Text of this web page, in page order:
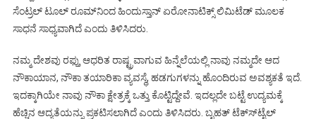
ಸೆಂಟ್ರಲ್ ಟೂಲ್ ರೂಮ್‍ನಿಂದ ಹಿಂದುಸ್ತಾನ್ ಏರೋನಾಟಿಕ್ಸ್ ಲಿಮಿಟೆಡ್ ಮೂಲಕ
ಸಾಧನೆ ಸಾಧ್ಯವಾಗಿದೆ ಎಂದು ತಿಳಿಸಿದರು.
ನಮ್ಮ ದೇಶವು ರಫ್ತು ಆಧರಿತ ರಾಷ್ಟ್ರವಾಗುವ ಹಿನ್ನೆಲೆಯಲ್ಲಿ ನಾವು ನಮ್ಮದೇ ಆದ
ನೌಕಾಯಾನ, ನೌಕಾ ತಯಾರಿಕಾ ವ್ಯವಸ್ಥೆ, ಹಡಗುಗಳನ್ನು ಹೊಂದಿರುವ ಅವಶ್ಯಕತೆ ಇದೆ.
ಇದಕ್ಕಾಗಿಯೇ ನಾವು ನೌಕಾ ಕ್ಷೇತ್ರಕ್ಕೆ ಒತ್ತು ಕೊಟ್ಟಿದ್ದೇವೆ. ಇದಲ್ಲದೇ ಬಟ್ಟೆ ಉದ್ಯಮಕ್ಕೆ
ಹೆಚ್ಚಿನ ಆದ್ಯತೆಯನ್ನು ಪ್ರಕಟಿಸಲಾಗಿದೆ ಎಂದು ತಿಳಿಸಿದರು. ಬೃಹತ್ ಟೆಕ್ಸ್‍ಟೈಲ್